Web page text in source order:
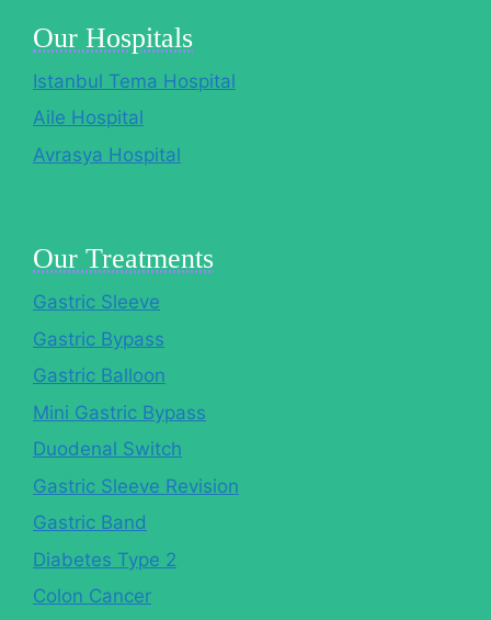
Our Hospitals
Istanbul Tema Hospital
Aile Hospital
Avrasya Hospital
Our Treatments
Gastric Sleeve
Gastric Bypass
Gastric Balloon
Mini Gastric Bypass
Duodenal Switch
Gastric Sleeve Revision
Gastric Band
Diabetes Type 2
Colon Cancer